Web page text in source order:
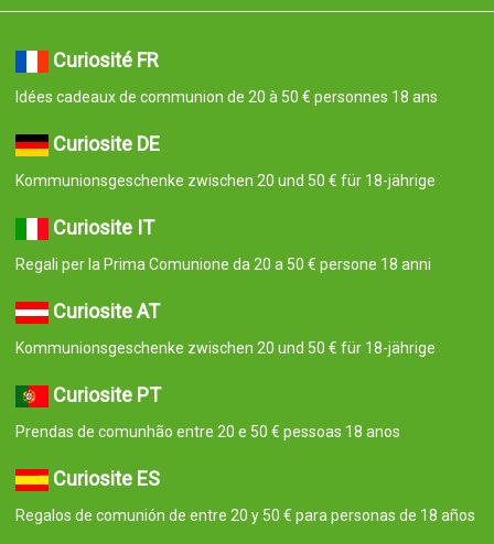
Curiosité FR
Idées cadeaux de communion de 20 à 50 € personnes 18 ans
Curiosite DE
Kommunionsgeschenke zwischen 20 und 50 € für 18-jährige
Curiosite IT
Regali per la Prima Comunione da 20 a 50 € persone 18 anni
Curiosite AT
Kommunionsgeschenke zwischen 20 und 50 € für 18-jährige
Curiosite PT
Prendas de comunhão entre 20 e 50 € pessoas 18 anos
Curiosite ES
Regalos de comunión de entre 20 y 50 € para personas de 18 años